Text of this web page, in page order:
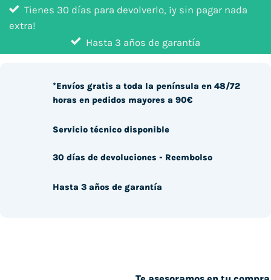
Tienes 30 días para devolverlo, ¡y sin pagar nada
extra!
Hasta 3 años de garantía
*Envíos gratis a toda la península en 48/72
horas en pedidos mayores a 90€
Servicio técnico disponible
30 días de devoluciones - Reembolso
Hasta 3 años de garantía